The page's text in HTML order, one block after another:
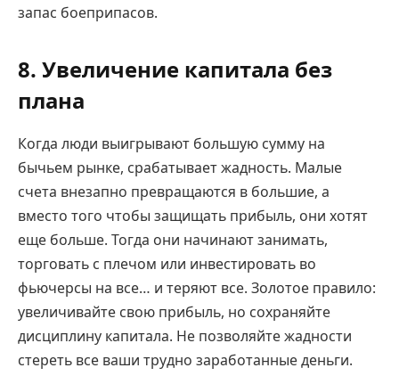
запас боеприпасов.
8. Увеличение капитала без
плана
Когда люди выигрывают большую сумму на
бычьем рынке, срабатывает жадность. Малые
счета внезапно превращаются в большие, а
вместо того чтобы защищать прибыль, они хотят
еще больше. Тогда они начинают занимать,
торговать с плечом или инвестировать во
фьючерсы на все… и теряют все. Золотое правило:
увеличивайте свою прибыль, но сохраняйте
дисциплину капитала. Не позволяйте жадности
стереть все ваши трудно заработанные деньги.